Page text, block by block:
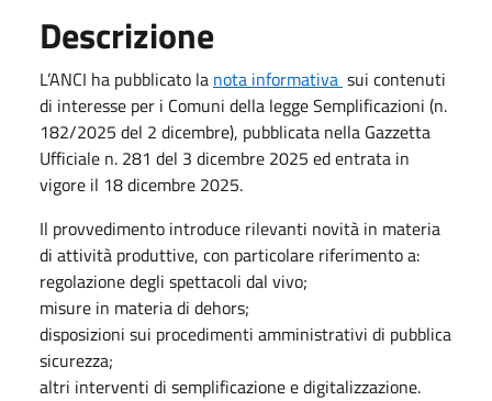
Descrizione
L’ANCI ha pubblicato la nota informativa sui contenuti
di interesse per i Comuni della legge Semplificazioni (n.
182/2025 del 2 dicembre), pubblicata nella Gazzetta
Ufficiale n. 281 del 3 dicembre 2025 ed entrata in
vigore il 18 dicembre 2025.
Il provvedimento introduce rilevanti novità in materia
di attività produttive, con particolare riferimento a:
regolazione degli spettacoli dal vivo;
misure in materia di dehors;
disposizioni sui procedimenti amministrativi di pubblica
sicurezza;
altri interventi di semplificazione e digitalizzazione.